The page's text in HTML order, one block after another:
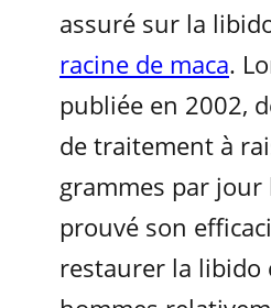
assuré sur la
racine de maca.
publiée en 2002,
de traitement à
grammes par jour
prouvé son
restaurer la libido